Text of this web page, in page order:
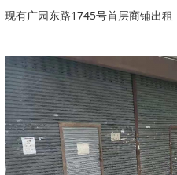
电
现有广园东路1745号首层商铺出